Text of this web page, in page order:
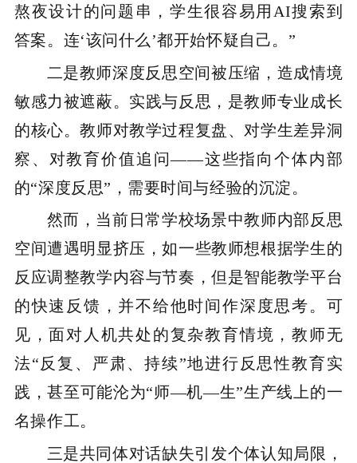
熬夜设计的问题串，学生很容易用AI搜索到
答案。连‘该问什么’都开始怀疑自己。”
二是教师深度反思空间被压缩，造成情境
敏感力被遮蔽。实践与反思，是教师专业成长
的核心。教师对教学过程复盘、对学生差异洞
察、对教育价值追问——这些指向个体内部
的“深度反思”，需要时间与经验的沉淀。
然而，当前日常学校场景中教师内部反思
空间遭遇明显挤压，如一些教师想根据学生的
反应调整教学内容与节奏，但是智能教学平台
的快速反馈，并不给他时间作深度思考。可
见，面对人机共处的复杂教育情境，教师无
法“反复、严肃、持续”地进行反思性教育实
践，甚至可能沦为“师—机—生”生产线上的一
名操作工。
三是共同体对话缺失引发个体认知局限，